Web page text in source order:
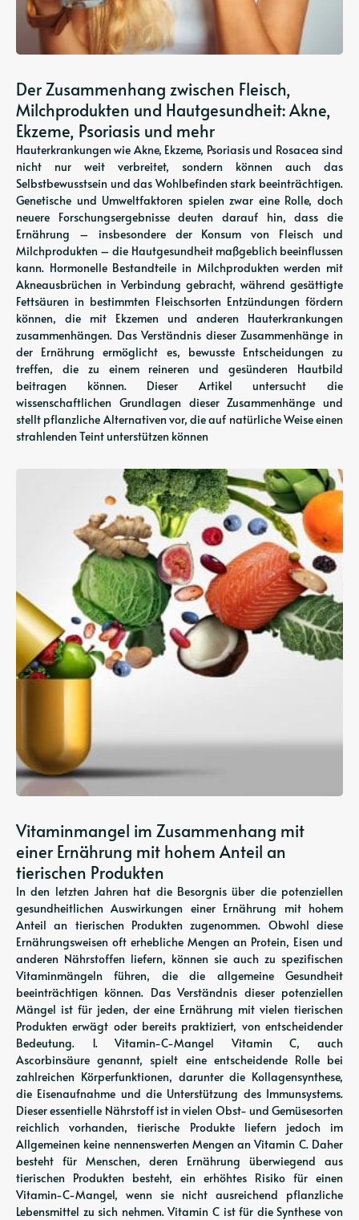
Der Zusammenhang zwischen Fleisch,
Milchprodukten und Hautgesundheit: Akne,
Ekzeme, Psoriasis und mehr
Hauterkrankungen wie Akne, Ekzeme, Psoriasis und Rosacea sind
nicht nur weit verbreitet, sondern können auch das
Selbstbewusstsein und das Wohlbefinden stark beeinträchtigen.
Genetische und Umweltfaktoren spielen zwar eine Rolle, doch
neuere Forschungsergebnisse deuten darauf hin, dass die
Ernährung – insbesondere der Konsum von Fleisch und
Milchprodukten – die Hautgesundheit maßgeblich beeinflussen
kann. Hormonelle Bestandteile in Milchprodukten werden mit
Akneausbrüchen in Verbindung gebracht, während gesättigte
Fettsäuren in bestimmten Fleischsorten Entzündungen fördern
können, die mit Ekzemen und anderen Hauterkrankungen
zusammenhängen. Das Verständnis dieser Zusammenhänge in
der Ernährung ermöglicht es, bewusste Entscheidungen zu
treffen, die zu einem reineren und gesünderen Hautbild
beitragen können. Dieser Artikel untersucht die
wissenschaftlichen Grundlagen dieser Zusammenhänge und
stellt pflanzliche Alternativen vor, die auf natürliche Weise einen
strahlenden Teint unterstützen können
Vitaminmangel im Zusammenhang mit
einer Ernährung mit hohem Anteil an
tierischen Produkten
In den letzten Jahren hat die Besorgnis über die potenziellen
gesundheitlichen Auswirkungen einer Ernährung mit hohem
Anteil an tierischen Produkten zugenommen. Obwohl diese
Ernährungsweisen oft erhebliche Mengen an Protein, Eisen und
anderen Nährstoffen liefern, können sie auch zu spezifischen
Vitaminmängeln führen, die die allgemeine Gesundheit
beeinträchtigen können. Das Verständnis dieser potenziellen
Mängel ist für jeden, der eine Ernährung mit vielen tierischen
Produkten erwägt oder bereits praktiziert, von entscheidender
Bedeutung. 1. Vitamin-C-Mangel Vitamin C, auch
Ascorbinsäure genannt, spielt eine entscheidende Rolle bei
zahlreichen Körperfunktionen, darunter die Kollagensynthese,
die Eisenaufnahme und die Unterstützung des Immunsystems.
Dieser essentielle Nährstoff ist in vielen Obst- und Gemüsesorten
reichlich vorhanden, tierische Produkte liefern jedoch im
Allgemeinen keine nennenswerten Mengen an Vitamin C. Daher
besteht für Menschen, deren Ernährung überwiegend aus
tierischen Produkten besteht, ein erhöhtes Risiko für einen
Vitamin-C-Mangel, wenn sie nicht ausreichend pflanzliche
Lebensmittel zu sich nehmen. Vitamin C ist für die Synthese von